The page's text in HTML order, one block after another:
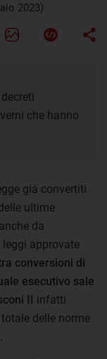
2023)
che hanno
già convertiti
ultime
da
approvate
conversioni di
esecutivo sale
II infatti
delle norme